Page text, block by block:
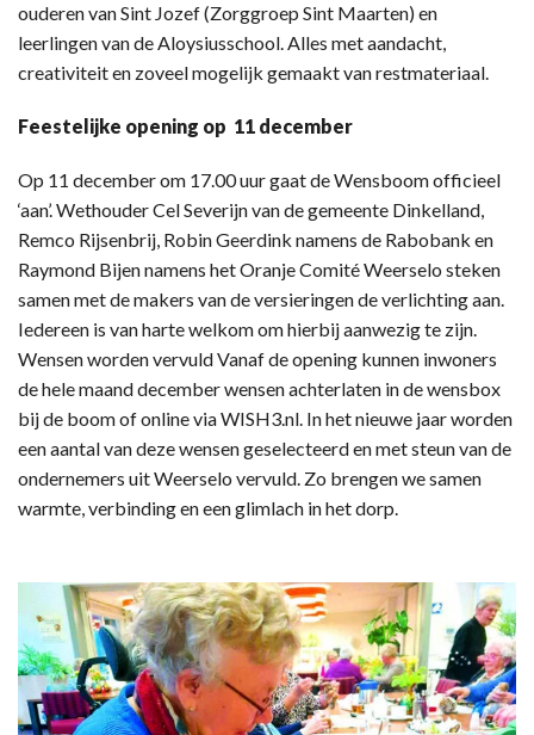
ouderen van Sint Jozef (Zorggroep Sint Maarten) en
leerlingen van de Aloysiusschool. Alles met aandacht,
creativiteit en zoveel mogelijk gemaakt van restmateriaal.
Feestelijke opening op 11 december
Op 11 december om 17.00 uur gaat de Wensboom officieel
‘aan’. Wethouder Cel Severijn van de gemeente Dinkelland,
Remco Rijsenbrij, Robin Geerdink namens de Rabobank en
Raymond Bijen namens het Oranje Comité Weerselo steken
samen met de makers van de versieringen de verlichting aan.
Iedereen is van harte welkom om hierbij aanwezig te zijn.
Wensen worden vervuld Vanaf de opening kunnen inwoners
de hele maand december wensen achterlaten in de wensbox
bij de boom of online via WISH3.nl. In het nieuwe jaar worden
een aantal van deze wensen geselecteerd en met steun van de
ondernemers uit Weerselo vervuld. Zo brengen we samen
warmte, verbinding en een glimlach in het dorp.